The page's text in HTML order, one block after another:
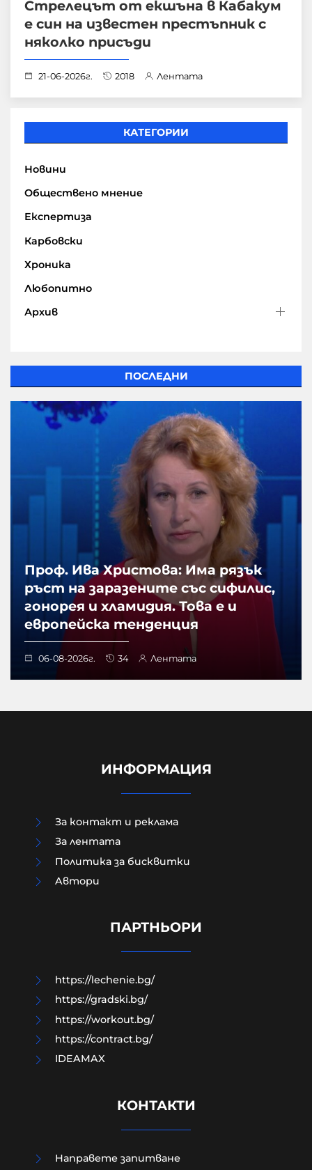
Стрелецът от екшъна в Кабакум
е син на известен престъпник с
няколко присъди
21-06-2026г. 2018 Лентата
КАТЕГОРИИ
Новини
Обществено мнение
Експертиза
Карбовски
Хроника
Любопитно
Архив
ПОСЛЕДНИ
Проф. Ива Христова: Има рязък
ръст на заразените със сифилис,
гонорея и хламидия. Това е и
европейска тенденция
06-08-2026г. 34 Лентата
Модернизацията на бойната ни
години нехайство и саботажи
ИНФОРМАЦИЯ
За контакт и реклама
За лентата
Политика за бисквитки
Aвтори
ПАРТНЬОРИ
https://lechenie.bg/
https://gradski.bg/
https://workout.bg/
https://contract.bg/
IDEAMAX
КОНТАКТИ
Направете запитване